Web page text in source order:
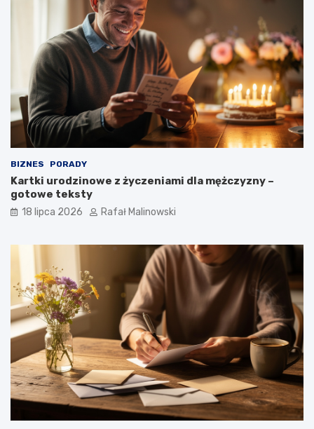
BIZNES PORADY
Kartki urodzinowe z życzeniami dla mężczyzny –
gotowe teksty
18 lipca 2026 Rafał Malinowski